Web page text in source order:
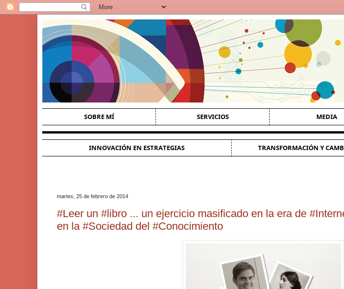
SOBRE MÍ SERVICIOS MEDIA
INNOVACIÓN EN ESTRATEGIAS TRANSFORMACIÓN Y
martes, 25 de febrero de 2014
#Leer un #libro ... un ejercicio masificado en la era de
en la #Sociedad del #Conocimiento